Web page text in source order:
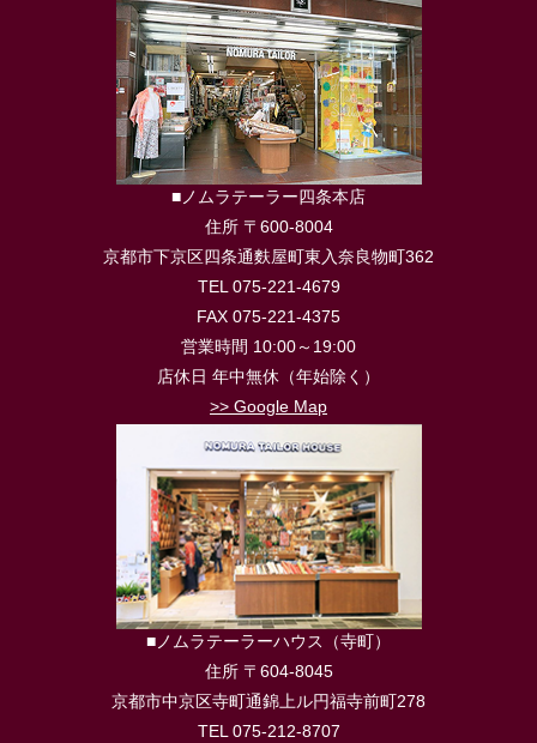
■ノムラテーラー四条本店
住所 〒600-8004
京都市下京区四条通麩屋町東入奈良物町362
TEL 075-221-4679
FAX 075-221-4375
営業時間 10:00～19:00
店休日 年中無休（年始除く）
>> Google Map
■ノムラテーラーハウス（寺町）
住所 〒604-8045
京都市中京区寺町通錦上ル円福寺前町278
TEL 075-212-8707